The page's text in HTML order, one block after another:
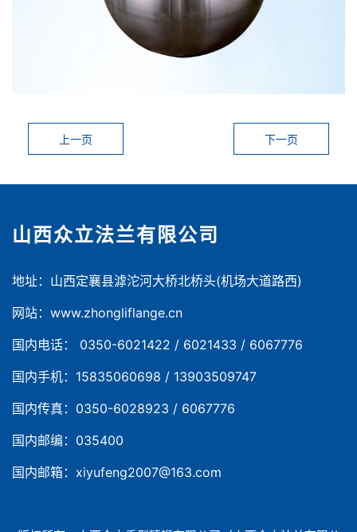
上一页 下一页
山西众立法兰有限公司
地址：山西定襄县滹沱河大桥北桥头(机场大道路西)
网站：www.zhongliflange.cn
国内电话： 0350-6021422 / 6021433 / 6067776
国内手机：15835060698 / 13903509747
国内传真：0350-6028923 / 6067776
国内邮编：035400
国内邮箱：xiyufeng2007@163.com